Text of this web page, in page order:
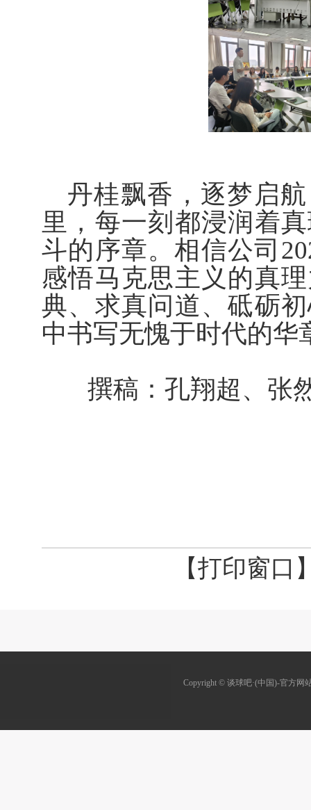
丹桂飘香，逐梦启
里，每一刻都浸润着
斗的序章。相信公司
感悟马克思主义的真
典、求真问道、砥砺
中书写无愧于时代的华
撰稿：孔翔超、张
【打印窗口
Copyright © 谈球吧·(中国)-官方网